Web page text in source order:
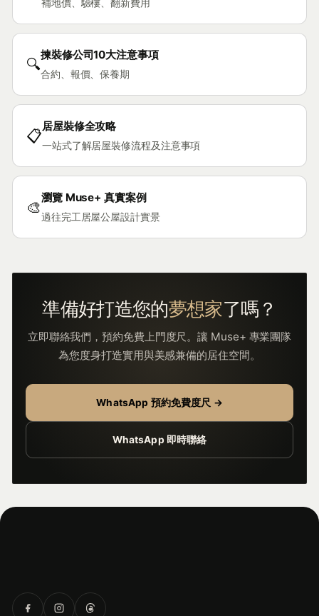
補地價、驗樓、翻新費用
🔍
揀裝修公司10大注意事項
合約、報價、保養期
📋
居屋裝修全攻略
一站式了解居屋裝修流程及注意事項
🎨
瀏覽 Muse+ 真實案例
過往完工居屋公屋設計實景
準備好打造您的夢想家了嗎？
立即聯絡我們，預約免費上門度尺。讓 Muse+ 專業團隊
為您度身打造實用與美感兼備的居住空間。
WhatsApp 預約免費度尺 →
WhatsApp 即時聯絡